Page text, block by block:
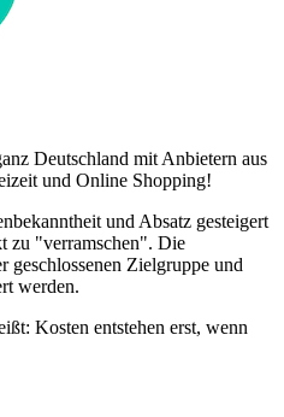
Deutschland mit Anbietern aus
und Online Shopping!
und Absatz gesteigert
zu "verramschen". Die
geschlossenen Zielgruppe und
werden.
Kosten entstehen erst, wenn